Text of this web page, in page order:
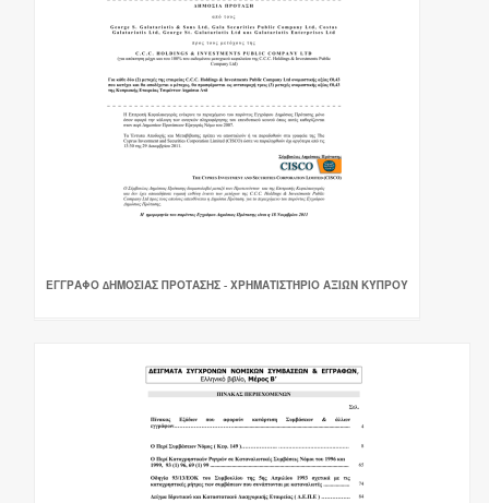
ΕΓΓΡΑΦΟ ∆ΗΜΟΣΙΑΣ ΠΡΟΤΑΣΗΣ - ΧΡΗΜΑΤΙΣΤΉΡΙΟ ΑΞΙΏΝ ΚΎΠΡΟΥ